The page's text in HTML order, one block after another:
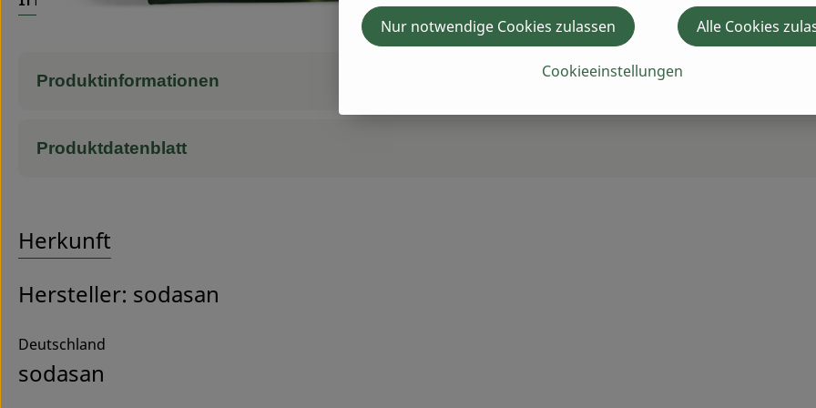
Produktinformationen
Produktdatenblatt
Herkunft
Hersteller: sodasan
Deutschland
sodasan
Cookieeinstellungen
Nur notwendige Cookies zulassen Alle Cookies